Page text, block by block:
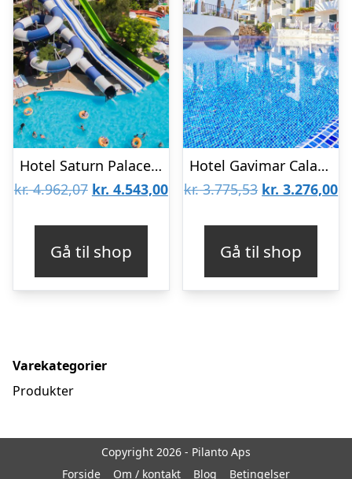
Hotel Saturn Palace Resort
kr.4.962,07 Den
var:
kr. 4.962,07.
kr. 4.543,00Den
kr. 4.543,00.
Gå til shop
Hotel Gavimar Cala Gran Costa del Sur
kr.3.775,53 Den
var:
kr. 3.775,53.
kr. 3.276,00
Gå til shop
Varekategorier
Produkter
Copyright 2026 - Pilanto Aps
Forside
Om / kontakt Blog Betingelser